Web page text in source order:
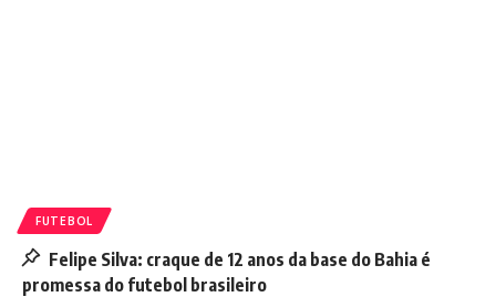
FUTEBOL
Felipe Silva: craque de 12 anos da base do Bahia é
promessa do futebol brasileiro